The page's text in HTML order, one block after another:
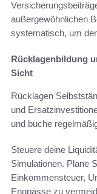
außergewöhnlichen
systematisch, um
Rücklagenbildung
Sicht
Rücklagen
und
und buche
Steuere deine
Simulationen. Plane
Einkommensteuer,
Engpässe zu